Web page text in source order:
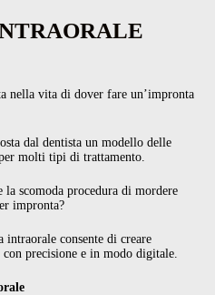
nella vita di dover fare un’impronta
dal dentista un modello delle
molti tipi di trattamento.
la scomoda procedura di mordere
impronta?
intraorale consente di creare
precisione e in modo digitale.